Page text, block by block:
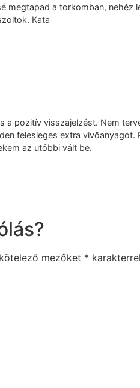
megtapad a torkomban, nehéz
Kata
a pozitív visszajelzést. Nem
felesleges extra vivőanyagot.
az utóbbi vált be.
mezőket *